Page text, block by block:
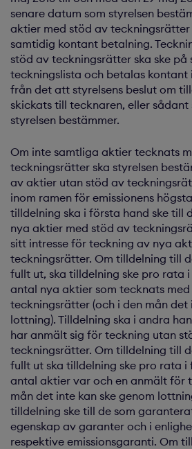
senare datum som styrelsen
aktier med stöd av teckningsrätter
samtidig kontant betalning.
stöd av teckningsrätter ska ske på
teckningslista och betalas
från det att styrelsens beslut om
skickats till tecknaren, eller sådant
styrelsen bestämmer.
Om inte samtliga aktier tecknats
teckningsrätter ska styrelsen
av aktier utan stöd av
inom ramen för emissionens
tilldelning ska i första hand ske till
nya aktier med stöd av
sitt intresse för teckning av nya
teckningsrätter. Om tilldelning till
fullt ut, ska tilldelning ske pro rata
antal nya aktier som tecknats
teckningsrätter (och i den mån det
lottning). Tilldelning ska i andra
har anmält sig för teckning utan
teckningsrätter. Om tilldelning till
fullt ut ska tilldelning ske pro rata
antal aktier var och en anmält för
mån det inte kan ske genom
tilldelning ske till de som
egenskap av garanter och i
respektive emissionsgaranti. Om